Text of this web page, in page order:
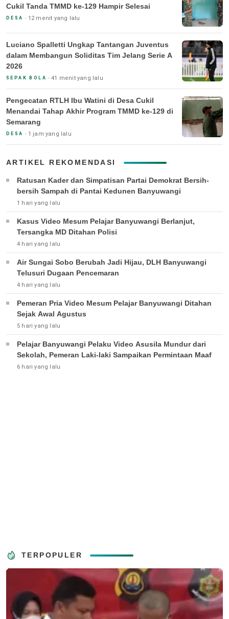
Cukil Tanda TMMD ke-129 Hampir Selesai
DESA 12 menit yang lalu
Luciano Spalletti Ungkap Tantangan Juventus
dalam Membangun Soliditas Tim Jelang Serie A
2026
SEPAK BOLA 41 menit yang lalu
Pengecatan RTLH Ibu Watini di Desa Cukil
Menandai Tahap Akhir Program TMMD ke-129 di
Semarang
DESA 1 jam yang lalu
ARTIKEL REKOMENDASI
Ratusan Kader dan Simpatisan Partai Demokrat Bersih-
bersih Sampah di Pantai Kedunen Banyuwangi
1 hari yang lalu
Kasus Video Mesum Pelajar Banyuwangi Berlanjut,
Tersangka MD Ditahan Polisi
4 hari yang lalu
Air Sungai Sobo Berubah Jadi Hijau, DLH Banyuwangi
Telusuri Dugaan Pencemaran
4 hari yang lalu
Pemeran Pria Video Mesum Pelajar Banyuwangi Ditahan
Sejak Awal Agustus
5 hari yang lalu
Pelajar Banyuwangi Pelaku Video Asusila Mundur dari
Sekolah, Pemeran Laki-laki Sampaikan Permintaan Maaf
6 hari yang lalu
TERPOPULER